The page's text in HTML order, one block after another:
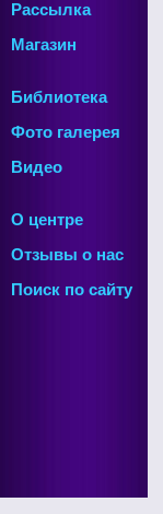
Рассылка
Магазин
Библиотека
Фото галерея
Видео
О центре
Отзывы о нас
Поиск по сайту